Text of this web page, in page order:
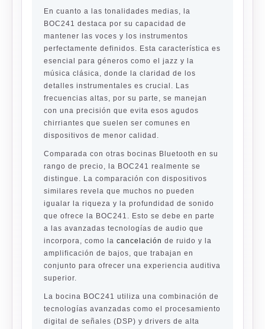
En cuanto a las tonalidades medias, la
BOC241 destaca por su capacidad de
mantener las voces y los instrumentos
perfectamente definidos. Esta característica es
esencial para géneros como el jazz y la
música clásica, donde la claridad de los
detalles instrumentales es crucial. Las
frecuencias altas, por su parte, se manejan
con una precisión que evita esos agudos
chirriantes que suelen ser comunes en
dispositivos de menor calidad.
Comparada con otras bocinas Bluetooth en su
rango de precio, la BOC241 realmente se
distingue. La comparación con dispositivos
similares revela que muchos no pueden
igualar la riqueza y la profundidad de sonido
que ofrece la BOC241. Esto se debe en parte
a las avanzadas tecnologías de audio que
incorpora, como la cancelación de ruido y la
amplificación de bajos, que trabajan en
conjunto para ofrecer una experiencia auditiva
superior.
La bocina BOC241 utiliza una combinación de
tecnologías avanzadas como el procesamiento
digital de señales (DSP) y drivers de alta